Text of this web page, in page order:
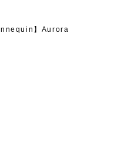
】Aurora